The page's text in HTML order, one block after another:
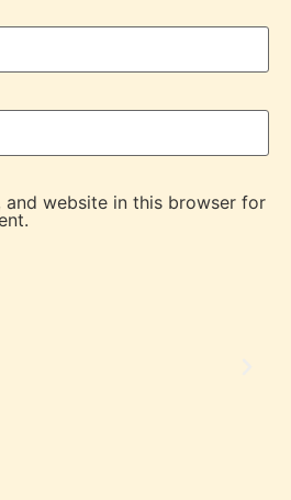
and website in this browser for